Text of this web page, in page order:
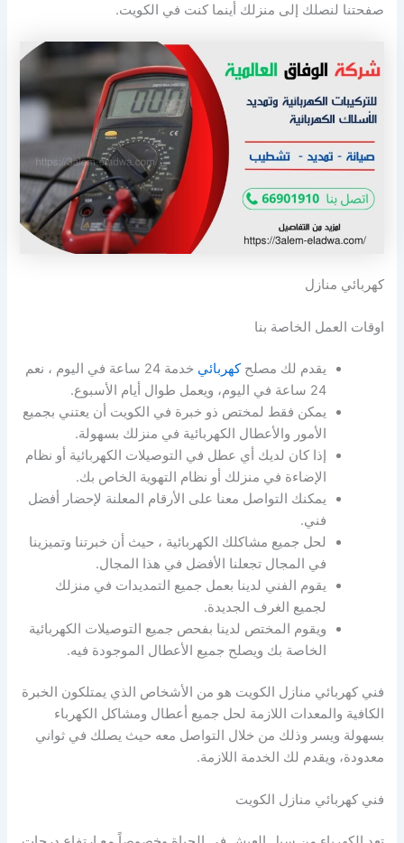
صفحتنا لنصلك إلى منزلك أينما كنت في الكويت.
كهربائي منازل
اوقات العمل الخاصة بنا
يقدم لك مصلحكهربائي
خدمة 24 ساعة في اليوم ، نعم
24 ساعة في اليوم، ويعمل طوال أيام الأسبوع.
يمكن فقط لمختص ذو خبرة في الكويت أن يعتني بجميع
الأمور والأعطال الكهربائية في منزلك بسهولة.
إذا كان لديك أي عطل في التوصيلات الكهربائية أو نظام
الإضاءة في منزلك أو نظام التهوية الخاص بك.
يمكنك التواصل معنا على الأرقام المعلنة لإحضار أفضل
فني.
لحل جميع مشاكلك الكهربائية ، حيث أن خبرتنا وتميزينا
في المجال تجعلنا الأفضل في هذا المجال.
يقوم الفني لدينا بعمل جميع التمديدات في منزلك
لجميع الغرف الجديدة.
ويقوم المختص لدينا بفحص جميع التوصيلات الكهربائية
الخاصة بك ويصلح جميع الأعطال الموجودة فيه.
فني كهربائي منازل الكويت هو من الأشخاص الذي يمتلكون الخبرة
الكافية والمعدات اللازمة لحل جميع أعطال ومشاكل الكهرباء
بسهولة ويسر وذلك من خلال التواصل معه حيث يصلك في ثواني
معدودة، ويقدم لك الخدمة اللازمة.
فني كهربائي منازل الكويت